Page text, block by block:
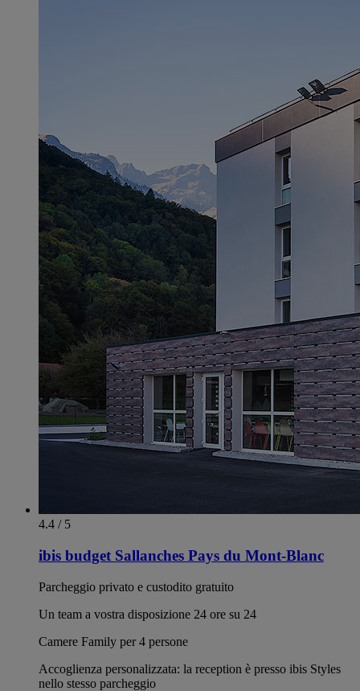
4.4 / 5
ibis budget Sallanches Pays du Mont-Blanc
Parcheggio privato e custodito gratuito
Un team a vostra disposizione 24 ore su 24
Camere Family per 4 persone
Accoglienza personalizzata: la reception è presso ibis Styles
nello stesso parcheggio